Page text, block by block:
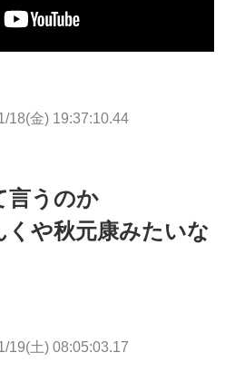
18(金) 19:37:10.44
言うのか
くや秋元康みたいな
19(土) 08:05:03.17